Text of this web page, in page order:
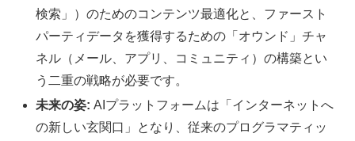
検索」）のためのコンテンツ最適化と、ファースト
パーティデータを獲得するための「オウンド」チャ
ネル（メール、アプリ、コミュニティ）の構築とい
う二重の戦略が必要です。
未来の姿: AIプラットフォームは「インターネットへ
の新しい玄関口」となり、従来のプログラマティッ